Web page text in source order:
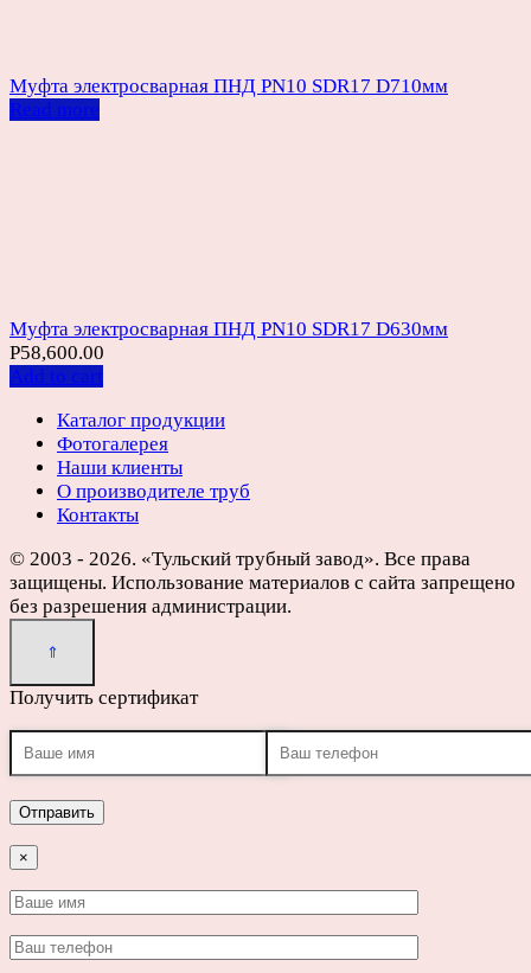
Муфта электросварная ПНД PN10 SDR17 D710мм
Read more
Муфта электросварная ПНД PN10 SDR17 D630мм
Р58,600.00
Add to cart
Каталог продукции
Фотогалерея
Наши клиенты
О производителе труб
Контакты
© 2003 - 2026. «Тульский трубный завод». Все права
защищены. Использование материалов с сайта запрещено
без разрешения администрации.
Получить сертификат
×